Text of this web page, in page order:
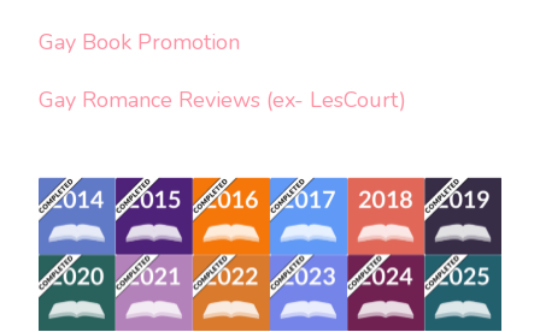
Gay Book Promotion
Gay Romance Reviews (ex- LesCourt)